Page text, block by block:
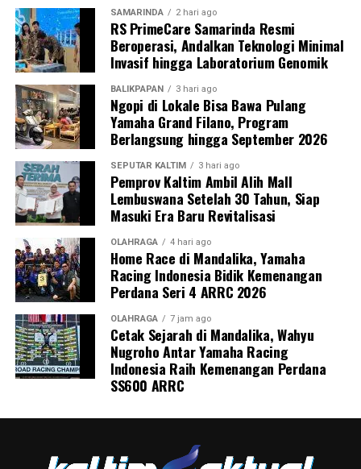
SAMARINDA 2 hari ago
RS PrimeCare Samarinda Resmi
Beroperasi, Andalkan Teknologi Minimal
Invasif hingga Laboratorium Genomik
BALIKPAPAN 3 hari ago
Ngopi di Lokale Bisa Bawa Pulang
Yamaha Grand Filano, Program
Berlangsung hingga September 2026
SEPUTAR KALTIM 3 hari ago
Pemprov Kaltim Ambil Alih Mall
Lembuswana Setelah 30 Tahun, Siap
Masuki Era Baru Revitalisasi
OLAHRAGA 4 hari ago
Home Race di Mandalika, Yamaha
Racing Indonesia Bidik Kemenangan
Perdana Seri 4 ARRC 2026
OLAHRAGA 7 jam ago
Cetak Sejarah di Mandalika, Wahyu
Nugroho Antar Yamaha Racing
Indonesia Raih Kemenangan Perdana
SS600 ARRC